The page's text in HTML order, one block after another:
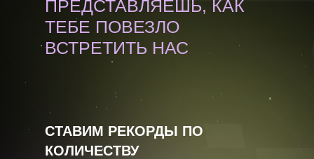
ПРЕДСТАВЛЯЕШЬ, КАК
ТЕБЕ ПОВЕЗЛО
ВСТРЕТИТЬ НАС
СТАВИМ РЕКОРДЫ ПО
КОЛИЧЕСТВУ